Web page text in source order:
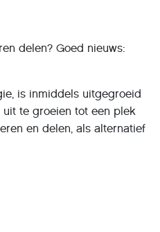
delen? Goed nieuws:
is inmiddels uitgegroeid
uit te groeien tot een plek
en delen, als alternatief